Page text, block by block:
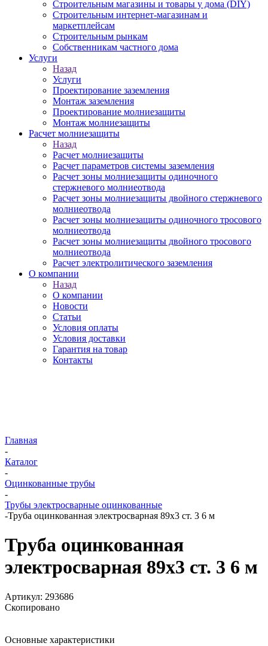
Строительным магазины и товары у дома (DIY)
Строительным интернет-магазинам и
маркетплейсам
Строительным рынкам
Собственникам частного дома
Услуги
Назад
Услуги
Проектирование заземления
Монтаж заземления
Проектирование молниезащиты
Монтаж молниезащиты
Расчет молниезащиты
Назад
Расчет молниезащиты
Расчет параметров системы заземления
Расчет зоны молниезащиты одиночного
стержневого молниеотвода
Расчет зоны молниезащиты двойного стержневого
молниеотвода
Расчет зоны молниезащиты одиночного тросового
молниеотвода
Расчет зоны молниезащиты двойного тросового
молниеотвода
Расчет электролитического заземления
О компании
Назад
О компании
Новости
Статьи
Условия оплаты
Условия доставки
Гарантия на товар
Контакты
Главная
-
Каталог
-
Оцинкованные трубы
-
Трубы электросварные оцинкованные
-Труба оцинкованная электросварная 89х3 ст. 3 6 м
Труба оцинкованная
электросварная 89х3 ст. 3 6 м
Артикул: 293686
Скопировано
Основные характеристики